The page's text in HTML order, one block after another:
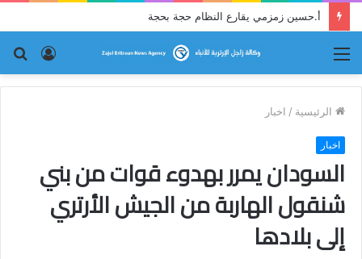
أ.حسين زمزمي يقارع النظام حجة بحجة
تسجيل
الدخول
الرئيسية / اخبار
اخبار
السودان يمرر بهدوء قوات من بني
شنقول الهاربة من الجيش الأرتري
إلى بلادها